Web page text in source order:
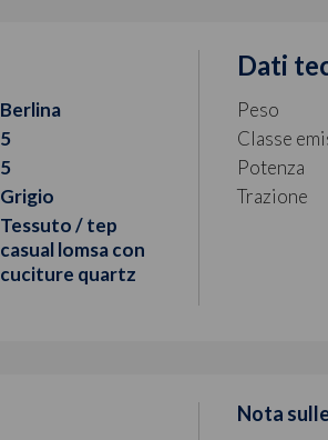
Berlina
5
5
Grigio
Tessuto / tep
casual lomsa con
cuciture quartz
Dati
Peso
Classe
Potenza
Trazione
Nota